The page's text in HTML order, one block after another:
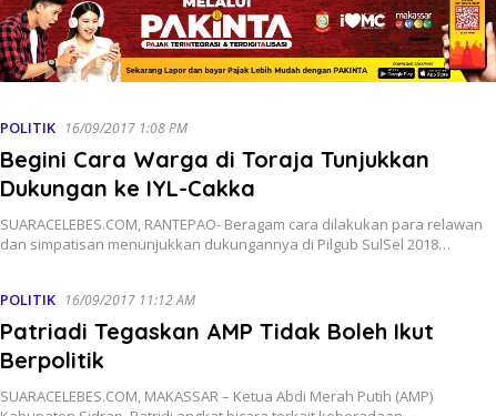
POLITIK 16/09/2017 1:08 PM
Begini Cara Warga di Toraja Tunjukkan
Dukungan ke IYL-Cakka
SUARACELEBES.COM, RANTEPAO- Beragam cara dilakukan para relawan
dan simpatisan menunjukkan dukungannya di Pilgub SulSel 2018…
POLITIK 16/09/2017 11:12 AM
Patriadi Tegaskan AMP Tidak Boleh Ikut
Berpolitik
SUARACELEBES.COM, MAKASSAR – Ketua Abdi Merah Putih (AMP)